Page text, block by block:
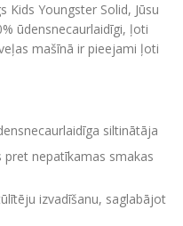
Youngster Solid, Jūsu
ūdensnecaurlaidīgi, ļoti
mašīnā ir pieejami ļoti
siltinātāja
nepatīkamas smakas
izvadīšanu, saglabājot